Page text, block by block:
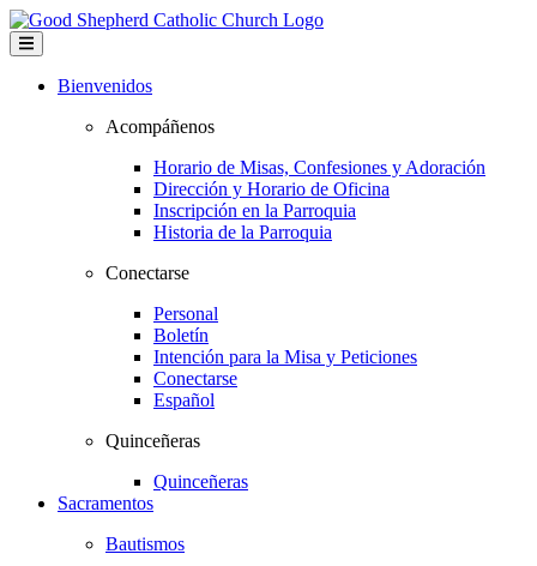
Bienvenidos
Acompáñenos
Horario de Misas, Confesiones y Adoración
Dirección y Horario de Oficina
Inscripción en la Parroquia
Historia de la Parroquia
Conectarse
Personal
Boletín
Intención para la Misa y Peticiones
Conectarse
Español
Quinceñeras
Quinceñeras
Sacramentos
Bautismos